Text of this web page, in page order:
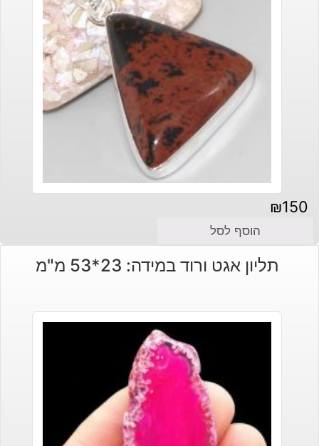
₪150
הוסף לסל
תליון אגט ורוד במידה: 23*53 מ"מ